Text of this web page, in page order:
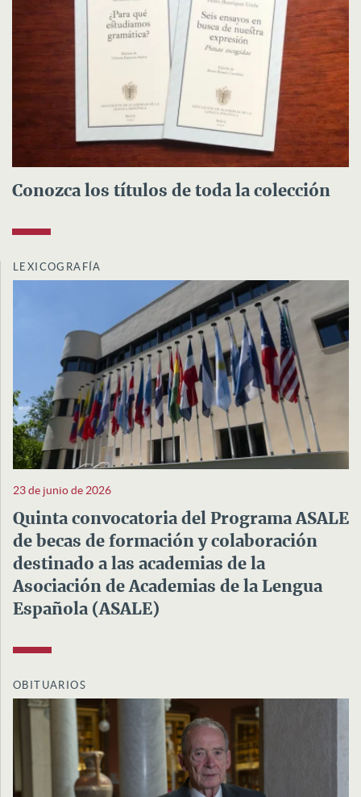
Conozca los títulos de toda la colección
LEXICOGRAFÍA
23 de junio de 2026
Quinta convocatoria del Programa ASALE
de becas de formación y colaboración
destinado a las academias de la
Asociación de Academias de la Lengua
Española (ASALE)
OBITUARIOS